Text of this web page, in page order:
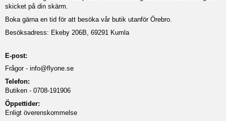
skicket på din skärm.
Boka gärna en tid för att besöka vår butik utanför Örebro.
Besöksadress: Ekeby 206B, 69291 Kumla
E-post:
Frågor - info@flyone.se
Telefon:
Butiken - 0708-191906
Öppettider:
Enligt överenskommelse